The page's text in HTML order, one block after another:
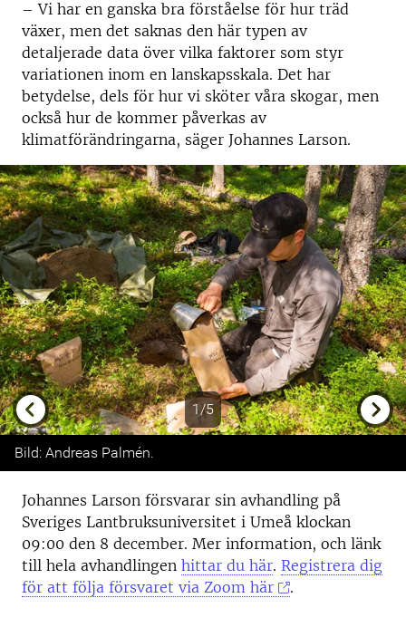
– Vi har en ganska bra förståelse för hur träd
växer, men det saknas den här typen av
detaljerade data över vilka faktorer som styr
variationen inom en lanskapsskala. Det har
betydelse, dels för hur vi sköter våra skogar, men
också hur de kommer påverkas av
klimatförändringarna, säger Johannes Larson.
1/5
Previous
Bild: Andreas Palmén.
Johannes Larson försvarar sin avhandling på
Sveriges Lantbruksuniversitet i Umeå klockan
09:00 den 8 december. Mer information, och länk
till hela avhandlingen hittar du här. Registrera dig
för att följa försvaret via Zoom här
.